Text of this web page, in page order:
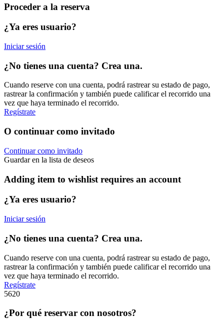
Proceder a la reserva
¿Ya eres usuario?
Iniciar sesión
¿No tienes una cuenta? Crea una.
Cuando reserve con una cuenta, podrá rastrear su estado de pago,
rastrear la confirmación y también puede calificar el recorrido una
vez que haya terminado el recorrido.
Regístrate
O continuar como invitado
Continuar como invitado
Guardar en la lista de deseos
Adding item to wishlist requires an account
¿Ya eres usuario?
Iniciar sesión
¿No tienes una cuenta? Crea una.
Cuando reserve con una cuenta, podrá rastrear su estado de pago,
rastrear la confirmación y también puede calificar el recorrido una
vez que haya terminado el recorrido.
Regístrate
5620
¿Por qué reservar con nosotros?